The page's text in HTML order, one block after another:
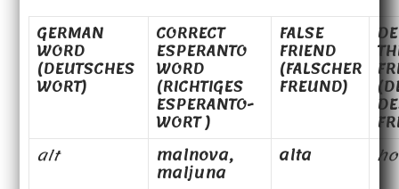
GERMAN
WORD
(DEUTSCHES
WORT)
CORRECT
ESPERANTO
WORD
(RICHTIGES
ESPERANTO-
WORT )
FALSE
FRIEND
(FALSCHER
FREUND)
alt
malnova,
maljuna
alta